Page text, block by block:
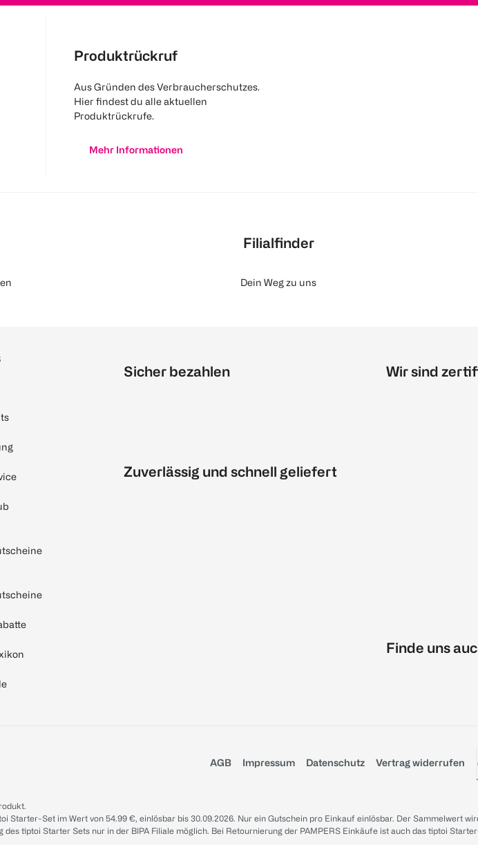
Produktrückruf
Aus Gründen des Verbraucherschutzes.
Hier findest du alle aktuellen
Produktrückrufe.
Mehr Informationen
Filialfinder
Dein Weg zu uns
Sicher bezahlen
Zuverlässig und schnell geliefert
Wir sind
Finde uns
AGB Impressum Datenschutz Vertrag widerrufen
Starter-Set im Wert von 54.99 €, einlösbar bis 30.09.2026. Nur ein Gutschein pro Einkauf einlösbar. Der Sammelwert
tiptoi Starter Sets nur in der BIPA Filiale möglich. Bei Retournierung der PAMPERS Einkäufe ist auch das tiptoi